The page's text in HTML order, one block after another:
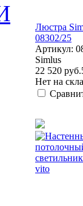
Люстра
08302/25
Артикул:
Simlus
22 520 руб.
Нет на